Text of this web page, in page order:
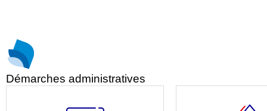
Démarches administratives